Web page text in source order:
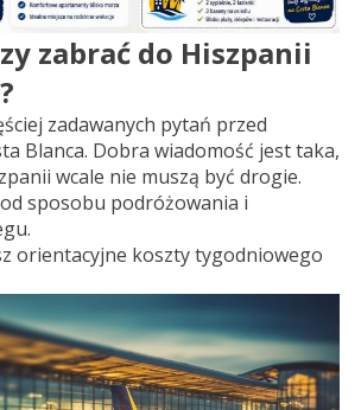
zabrać do Hiszpanii
zadawanych pytań przed
Blanca. Dobra wiadomość jest taka,
wcale nie muszą być drogie.
sposobu podróżowania i
orientacyjne koszty tygodniowego